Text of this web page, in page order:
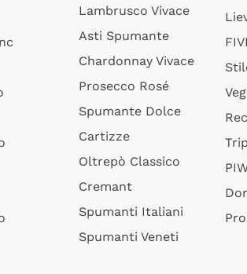
Lambrusco Vivace
Asti Spumante
Chardonnay Vivace
Prosecco Rosé
Spumante Dolce
Cartizze
Oltrepò Classico
Cremant
Spumanti Italiani
Spumanti Veneti
FIVI